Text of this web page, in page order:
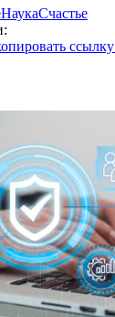
НаукаСчастье
ссылку